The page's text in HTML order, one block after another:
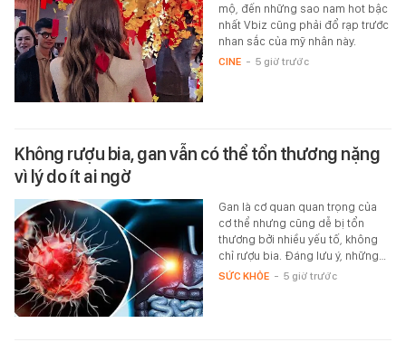
mộ, đến những sao nam hot bậc
nhất Vbiz cũng phải đổ rạp trước
nhan sắc của mỹ nhân này.
CINE - 5 giờ trước
Không rượu bia, gan vẫn có thể tổn thương nặng
vì lý do ít ai ngờ
Gan là cơ quan quan trọng của
cơ thể nhưng cũng dễ bị tổn
thương bởi nhiều yếu tố, không
chỉ rượu bia. Đáng lưu ý, những…
SỨC KHỎE - 5 giờ trước